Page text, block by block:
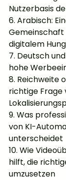
Nutzerbasis
6. Arabisch:
digitalem
7. Deutsch
hohe
8. Reichweite
richtige
9. Was
von KI-
unterscheidet
10. Wie
hilft, die
umzusetzen